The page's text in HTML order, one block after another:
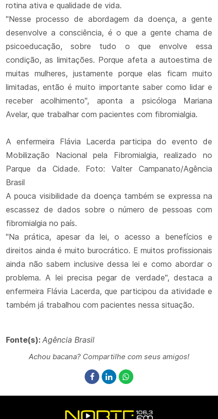
rotina ativa e qualidade de vida.
"Nesse processo de abordagem da doença, a gente
desenvolve a consciência, é o que a gente chama de
psicoeducação, sobre tudo o que envolve essa
condição, as limitações. Porque afeta a autoestima de
muitas mulheres, justamente porque elas ficam muito
limitadas, então é muito importante saber como lidar e
receber acolhimento", aponta a psicóloga Mariana
Avelar, que trabalhar com pacientes com fibromialgia.
A enfermeira Flávia Lacerda participa do evento de
Mobilização Nacional pela Fibromialgia, realizado no
Parque da Cidade. Foto: Valter Campanato/Agência
Brasil
A pouca visibilidade da doença também se expressa na
escassez de dados sobre o número de pessoas com
fibromialgia no país.
"Na prática, apesar da lei, o acesso a benefícios e
direitos ainda é muito burocrático. E muitos profissionais
ainda não sabem inclusive dessa lei e como abordar o
problema. A lei precisa pegar de verdade", destaca a
enfermeira Flávia Lacerda, que participou da atividade e
também já trabalhou com pacientes nessa situação.
Fonte(s): Agência Brasil
Achou bacana? Compartilhe com seus amigos!